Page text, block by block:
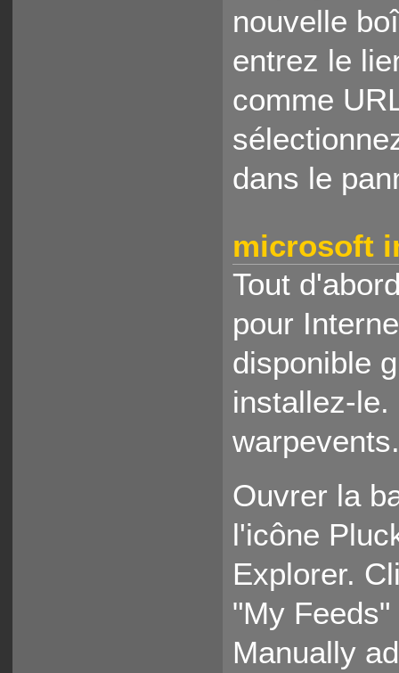
nouvelle
entrez le
comme
dans le
microsoft
Tout
pour
disponible
installez-
Ouvrer la
l'icône
Explorer.
"My
Manually